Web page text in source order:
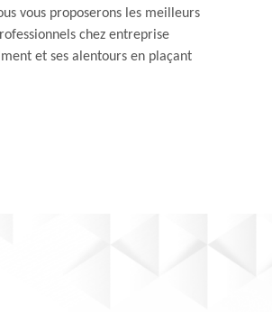
vous proposerons les meilleurs
chez entreprise
et ses alentours en plaçant